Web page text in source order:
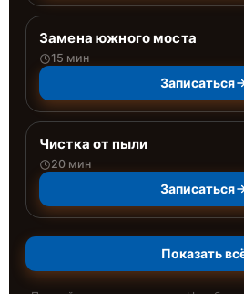
Замена южного моста
15 мин
Записаться
Чистка от пыли
20 мин
Записаться
Показать